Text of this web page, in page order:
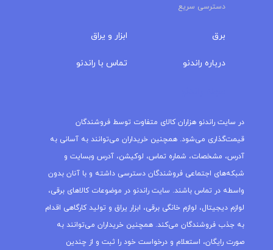
دسترسی سریع
برق
درباره‌ راندنو
ابزار و یراق
تماس با راندنو
در سایت راندنو هزاران کالای متفاوت توسط فروشندگان
قیمت‌گذاری می‌شود. همچنین خریداران می‌توانند به آسانی به
آدرس، مشخصات، شماره تماس، لوکیشن، آدرس وبسایت و
شبکه‌های اجتماعی فروشندگان دسترسی داشته و با آنان بدون
واسطه در تماس باشند. سایت راندنو در موضوعات کالاهای برقی،
لوازم دیجیتال، لوازم خانگی برقی، ابزار یراق و تولید کارگاهی اقدام
به جذب فروشندگان می‌کند. همچنین خریداران می‌توانند به
صورت رایگان، استعلام و درخواست خود را ثبت و از چندین